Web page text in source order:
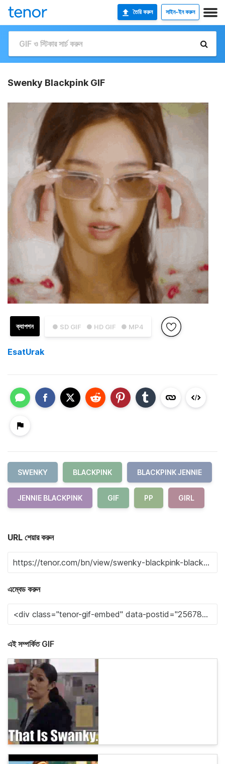
তৈরি করুন সাইন-ইন করুন
Swenky Blackpink GIF
● SD GIF ● HD GIF ● MP4
ক্যাপশন
EsatUrak
SWENKY BLACKPINK BLACKPINK JENNIE
JENNIE BLACKPINK GIF PP GIRL
URL শেয়ার করুন
এম্বেড করুন
এই সম্পর্কিত GIF